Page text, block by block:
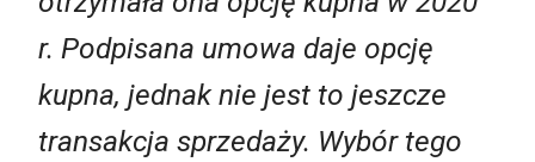
r. Podpisana umowa daje opcję
kupna, jednak nie jest to jeszcze
transakcja sprzedaży. Wybór tego